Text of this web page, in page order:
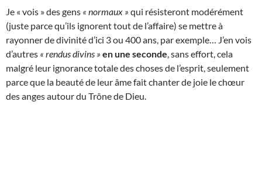
Je « vois » des gens « normaux » qui résisteront modérément
(juste parce qu’ils ignorent tout de l’affaire) se mettre à
rayonner de divinité d’ici 3 ou 400 ans, par exemple… J’en vois
d’autres « rendus divins » en une seconde , sans effort, cela
malgré leur ignorance totale des choses de l’esprit, seulement
parce que la beauté de leur âme fait chanter de joie le chœur
des anges autour du Trône de Dieu.